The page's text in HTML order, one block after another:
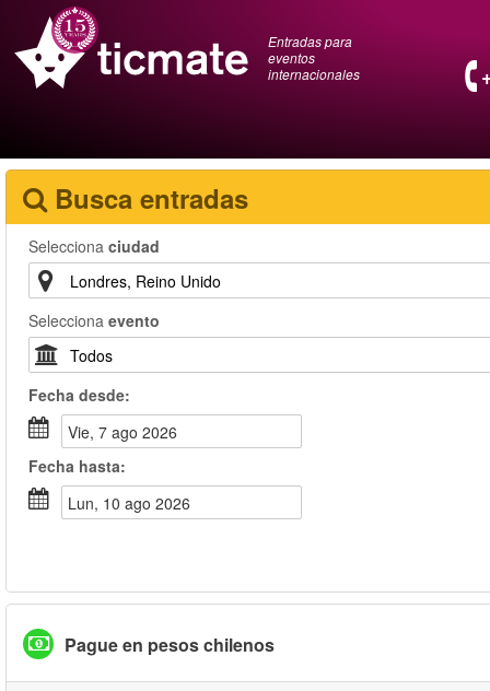
Entradas para
eventos
internacionales
Busca entradas
Selecciona ciudad
Selecciona evento
Fecha desde:
vie, 7 ago 2026
Fecha hasta:
lun, 10 ago 2026
Pague en pesos chilenos